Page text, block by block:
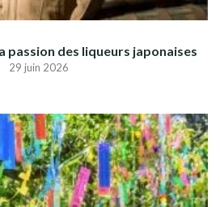
passion des liqueurs japonaises
29 juin 2026